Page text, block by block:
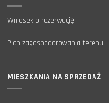
Wniosek o rezerwację
Plan zagospodarowania terenu
MIESZKANIA NA SPRZEDAŻ